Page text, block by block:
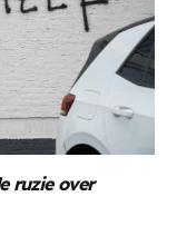
ruzie over